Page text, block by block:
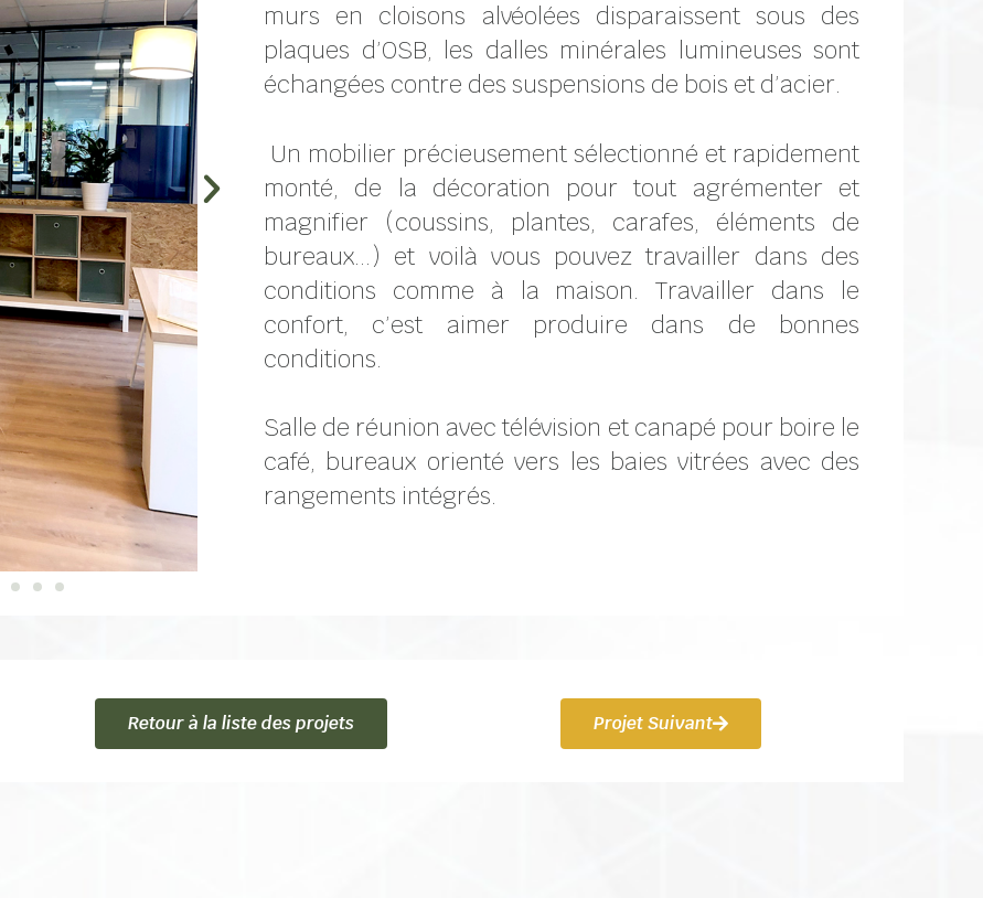
murs en cloisons alvéolées disparaissent sous des
plaques d’OSB, les dalles minérales lumineuses sont
échangées contre des suspensions de bois et d’acier.
Un mobilier précieusement sélectionné et rapidement
monté, de la décoration pour tout agrémenter et
magnifier (coussins, plantes, carafes, éléments de
bureaux…) et voilà vous pouvez travailler dans des
conditions comme à la maison. Travailler dans le
confort, c’est aimer produire dans de bonnes
conditions.
Salle de réunion avec télévision et canapé pour boire le
café, bureaux orienté vers les baies vitrées avec des
rangements intégrés.
Retour à la liste des projets Projet Suivant